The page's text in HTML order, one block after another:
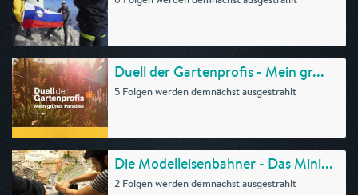
Duell der Gartenprofis - Mein gr...
5 Folgen werden demnächst ausgestrahlt
Die Modelleisenbahner - Das Mini...
2 Folgen werden demnächst ausgestrahlt